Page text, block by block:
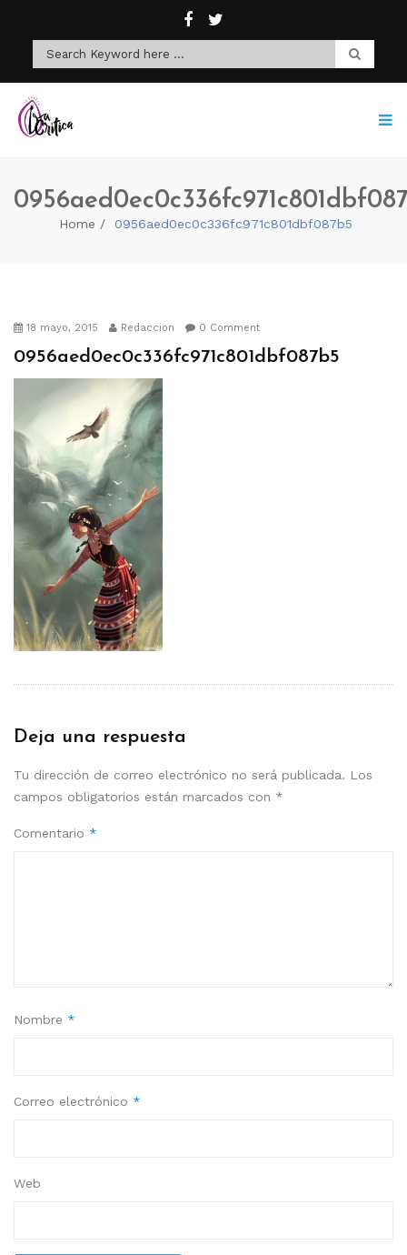
Home 0956aed0ec0c336fc971c801dbf087b5
18 mayo, 2015 Redaccion 0 Comment
0956aed0ec0c336fc971c801dbf087b5
Deja una respuesta
Tu dirección de correo electrónico no será publicada. Los
campos obligatorios están marcados con *
Comentario *
Nombre *
Correo electrónico *
Web